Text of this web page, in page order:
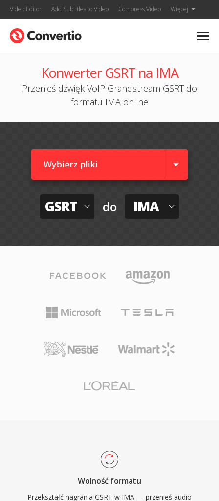
Video Editor Add Subtitles to Video Compress Video Więcej
Konwerter GSRT na IMA
Przenieś dźwięk VoIP Grandstream GSRT do
formatu IMA online
Wybierz pliki
GSRT do IMA
Wolność formatu
Przekształć nagrania GSRT w IMA — przenieś audio